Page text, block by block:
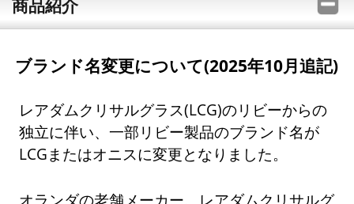
商品紹介
ブランド名変更について(2025年10月追記)
レアダムクリサルグラス(LCG)のリビーからの
独立に伴い、一部リビー製品のブランド名が
LCGまたはオニスに変更となりました。
オランダの老舗メーカー、レアダムクリサルグ